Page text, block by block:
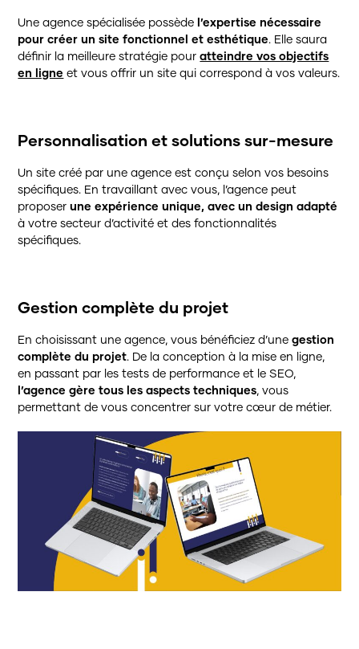
L’agence
Agence de communication
Agence d’événementiel
Une agence spécialisée possède l’expertise nécessaire
pour créer un site fonctionnel et esthétique. Elle saura
définir la meilleure stratégie pouratteindre vos objectifs
en ligne et vous offrir un site qui correspond à vos valeurs.
Personnalisation et solutions sur-mesure
Un site créé par une agence est conçu selon vos besoins
spécifiques. En travaillant avec vous, l’agence peut
proposerune expérience unique, avec un design adapté
à votre secteur d’activité et des fonctionnalités
spécifiques.
Gestion complète du projet
En choisissant une agence, vous bénéficiez d’unegestion
complète du projet. De la conception à la mise en ligne,
en passant par les tests de performance et le SEO,
l’agence gère tous les aspects techniques, vous
permettant de vous concentrer sur votre cœur de métier.